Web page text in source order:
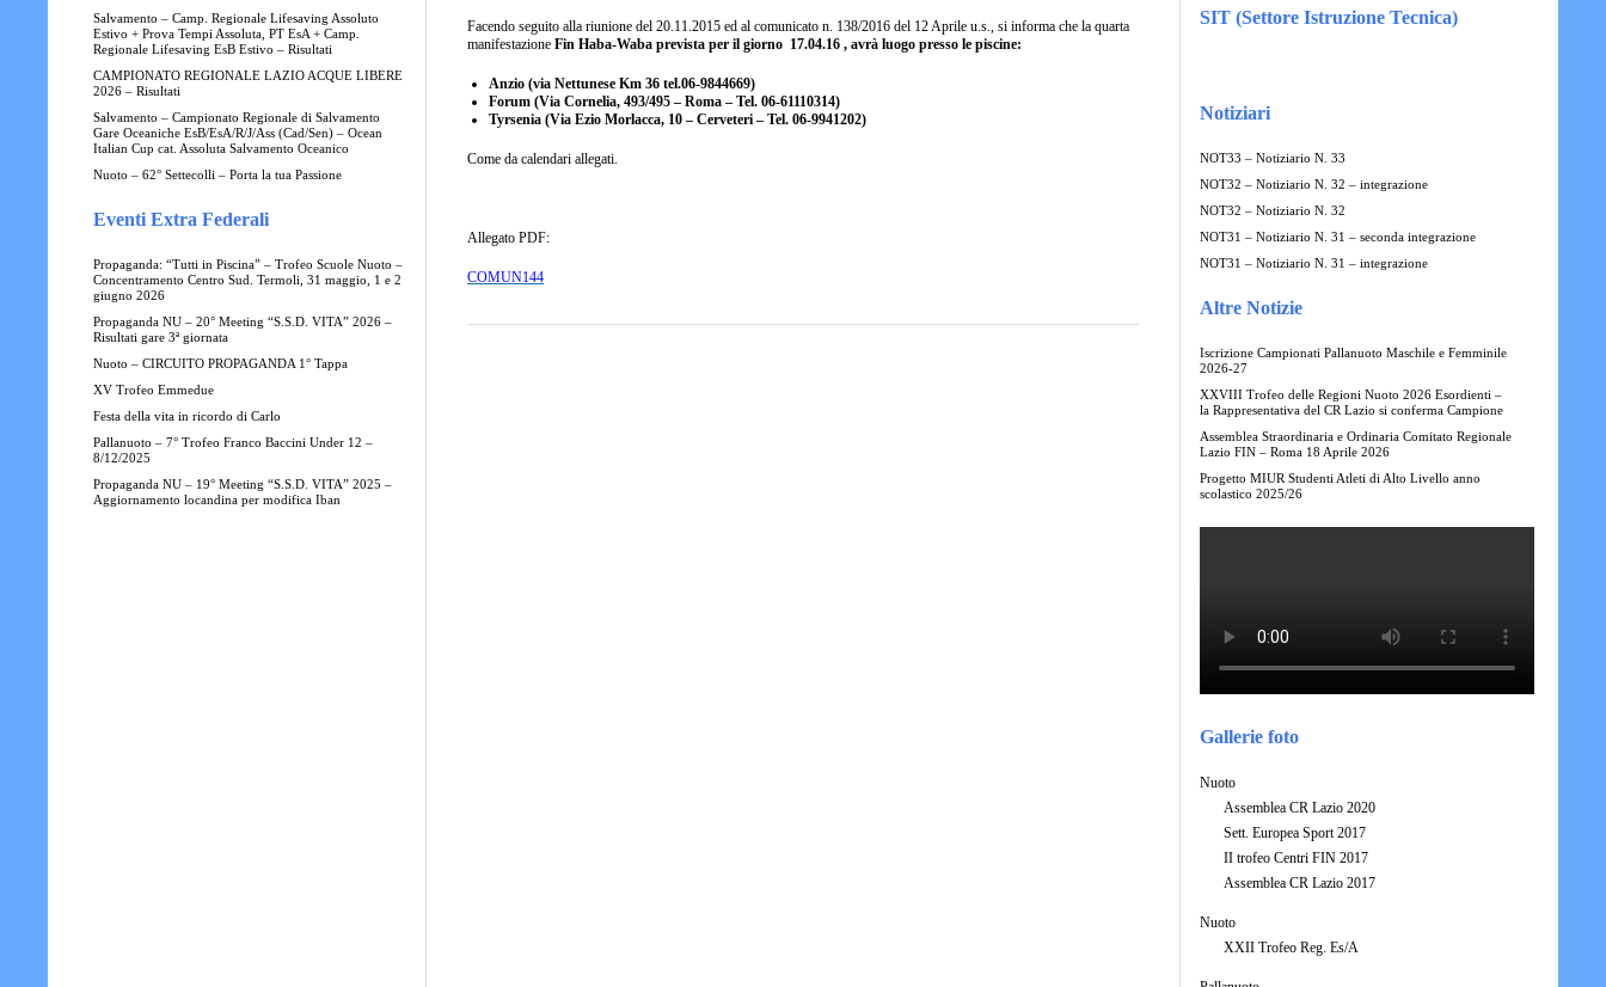
Salvamento – Camp. Regionale Lifesaving Assoluto
Estivo + Prova Tempi Assoluta, PT EsA + Camp.
Regionale Lifesaving EsB Estivo – Risultati
CAMPIONATO REGIONALE LAZIO ACQUE LIBERE
2026 – Risultati
Salvamento – Campionato Regionale di Salvamento
Gare Oceaniche EsB/EsA/R/J/Ass (Cad/Sen) – Ocean
Italian Cup cat. Assoluta Salvamento Oceanico
Nuoto – 62° Settecolli – Porta la tua Passione
Eventi Extra Federali
Propaganda: “Tutti in Piscina” – Trofeo Scuole Nuoto –
Concentramento Centro Sud. Termoli, 31 maggio, 1 e 2
giugno 2026
Propaganda NU – 20° Meeting “S.S.D. VITA” 2026 –
Risultati gare 3ª giornata
Nuoto – CIRCUITO PROPAGANDA 1° Tappa
XV Trofeo Emmedue
Festa della vita in ricordo di Carlo
Pallanuoto – 7° Trofeo Franco Baccini Under 12 –
8/12/2025
Propaganda NU – 19° Meeting “S.S.D. VITA” 2025 –
Aggiornamento locandina per modifica Iban
Facendo seguito alla riunione del 20.11.2015 ed al comunicato n. 138/2016 del 12 Aprile u.s., si informa che la quarta
manifestazioneFin Haba-Waba prevista per il giorno 17.04.16 , avrà luogo presso le piscine:
Anzio (via Nettunese Km 36 tel.06-9844669)
Forum (Via Cornelia, 493/495 – Roma – Tel. 06-61110314)
Tyrsenia (Via Ezio Morlacca, 10 – Cerveteri – Tel. 06-9941202)
Come da calendari allegati.
Allegato PDF:
COMUN144
SIT (Settore Istruzione Tecnica)
Notiziari
NOT33 – Notiziario N. 33
NOT32 – Notiziario N. 32 – integrazione
NOT32 – Notiziario N. 32
NOT31 – Notiziario N. 31 – seconda integrazione
NOT31 – Notiziario N. 31 – integrazione
Altre Notizie
Iscrizione Campionati Pallanuoto Maschile e Femminile
2026-27
XXVIII Trofeo delle Regioni Nuoto 2026 Esordienti –
la Rappresentativa del CR Lazio si conferma Campione
Assemblea Straordinaria e Ordinaria Comitato Regionale
Lazio FIN – Roma 18 Aprile 2026
Progetto MIUR Studenti Atleti di Alto Livello anno
scolastico 2025/26
Gallerie foto
Nuoto
Assemblea CR Lazio 2020
Sett. Europea Sport 2017
II trofeo Centri FIN 2017
Assemblea CR Lazio 2017
Nuoto
XXII Trofeo Reg. Es/A